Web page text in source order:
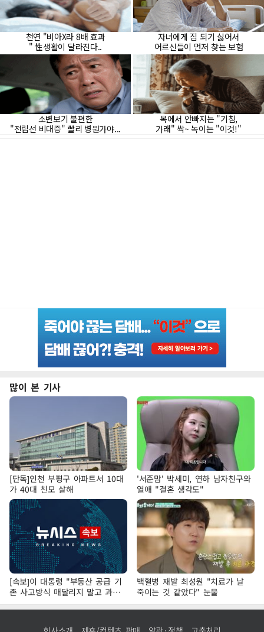
많이 본 기사
[단독]인천 부평구 아파트서 10대
가 40대 친모 살해
'서준맘' 박세미, 연하 남자친구와
열애 "결혼 생각도"
[속보]이 대통령 "부동산 공급 기
존 사고방식 매달리지 말고 과감
히 실천"
백혈병 재발 최성원 "치료가 날
죽이는 것 같았다" 눈물